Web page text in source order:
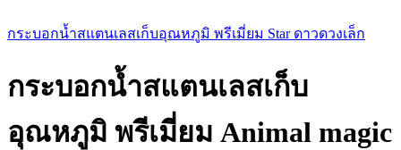
กระบอกน้ำสแตนเลสเก็บอุณหภูมิ พรีเมี่ยม Star ดาวดวงเล็ก
กระบอกน้ำสแตนเลสเก็บ
อุณหภูมิ พรีเมี่ยม Animal magic